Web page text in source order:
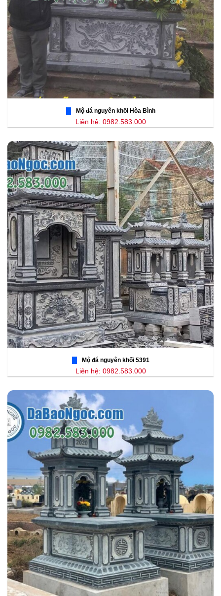
Mộ đá nguyên khối Hòa Bình
Liên hệ: 0982.583.000
Mộ đá nguyên khối 5391
Liên hệ: 0982.583.000